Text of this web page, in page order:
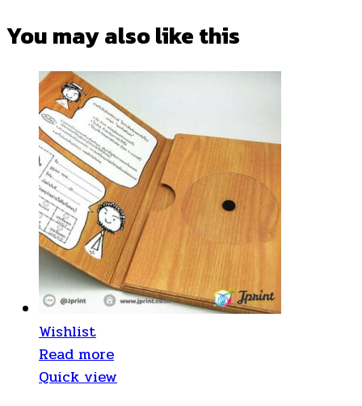
You may alsolike this
Wishlist
Read more
Quick view